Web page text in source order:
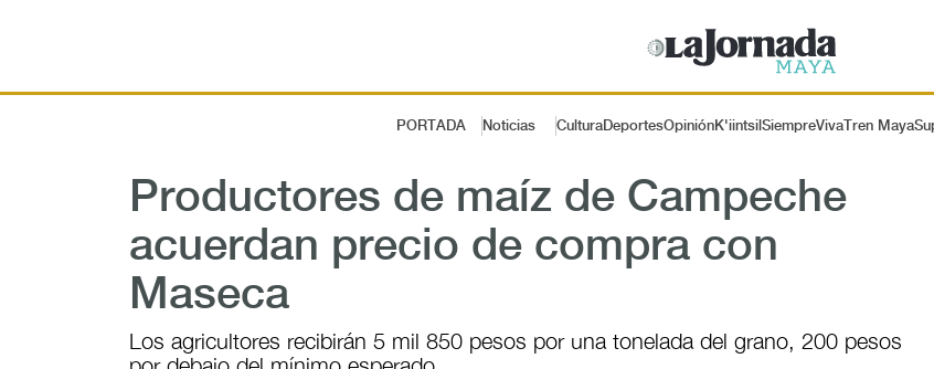
PORTADA Noticias CulturaDeportesOpiniónK'iintsil SiempreViva Tren Maya
Productores de maíz de Campeche
acuerdan precio de compra con
Maseca
Los agricultores recibirán 5 mil 850 pesos por una tonelada del grano, 200 pesos